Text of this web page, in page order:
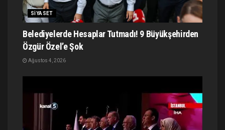
SIYASET
Belediyelerde Hesaplar Tutmadı! 9 Büyükşehirden
Özgür Özel’e Şok
Ağustos 4, 2026